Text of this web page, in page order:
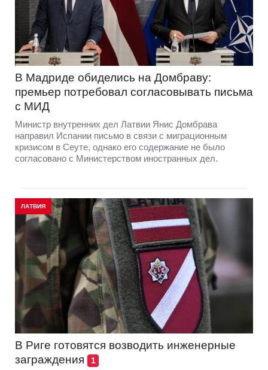
В Мадриде обиделись на Домбраву:
премьер потребовал согласовывать письма
с МИД
Министр внутренних дел Латвии Янис Домбрава
направил Испании письмо в связи с миграционным
кризисом в Сеуте, однако его содержание не было
согласовано с Министерством иностранных дел.
ЛАТВИЯ
В Риге готовятся возводить инженерные
заграждения
1